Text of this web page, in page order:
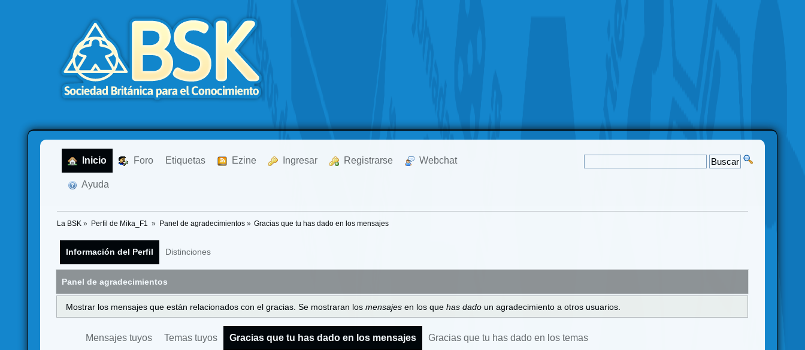
Inicio Foro Etiquetas Ezine Ingresar Registrarse Webchat
Ayuda
La BSK » Perfil de Mika_F1 » Panel de agradecimientos» Gracias que tu has dado en los mensajes
Información del Perfil Distinciones
Panel de agradecimientos
Mostrar los mensajes que están relacionados con el gracias. Se mostraran los mensajes en los que has dado un agradecimiento a otros usuarios.
Mensajes tuyos Temas tuyos Gracias que tu has dado en los mensajes Gracias que tu has dado en los temas